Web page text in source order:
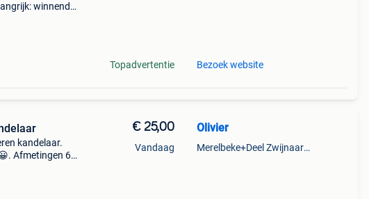
winnende
Topadvertentie Bezoek website
kandelaar.
Afmetingen 60
€ 25,00
Vandaag
Olivier
Merelbeke+Deel Zwijnaarde